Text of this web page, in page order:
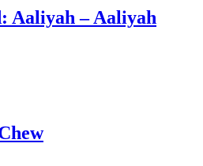
Aaliyah – Aaliyah